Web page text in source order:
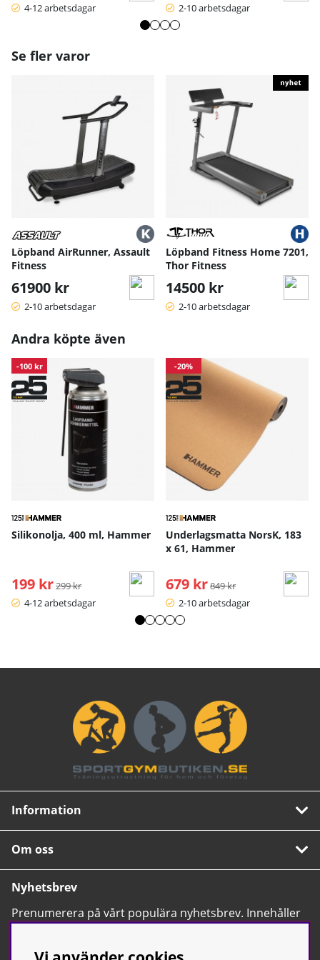
Max användarvikt: 120 kg
Mått: 128 × 58 × 16 cm
Bruksanvisning / manual »
4-12 arbetsdagar
2-10 arbetsdagar
Se fler varor
Löpband AirRunner, Assault
Fitness
61900 kr
2-10 arbetsdagar
Löpband Fitness Home 7201,
Thor Fitness
14500 kr
2-10 arbetsdagar
Andra köpte även
-100 kr
Silikonolja, 400 ml, Hammer
199 kr Ordinarie pris:
299 kr
4-12 arbetsdagar
-20%
Underlagsmatta NorsK, 183
x 61, Hammer
679 kr Ordinarie pris:
849 kr
2-10 arbetsdagar
Information
Om oss
Nyhetsbrev
Prenumerera på vårt populära nyhetsbrev. Innehåller
tips, nyheter och våra allra bästa erbjudanden.